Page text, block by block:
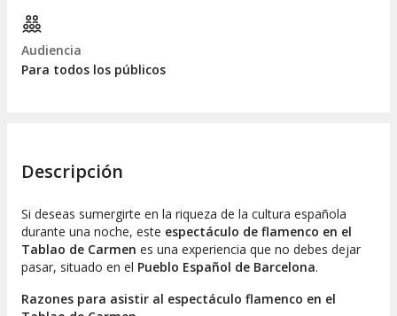
Audiencia
Para todos los públicos
Descripción
Si deseas sumergirte en la riqueza de la cultura española
durante una noche, este espectáculo de flamenco en el
Tablao de Carmen es una experiencia que no debes dejar
pasar, situado en el Pueblo Español de Barcelona.
Razones para asistir al espectáculo flamenco en el